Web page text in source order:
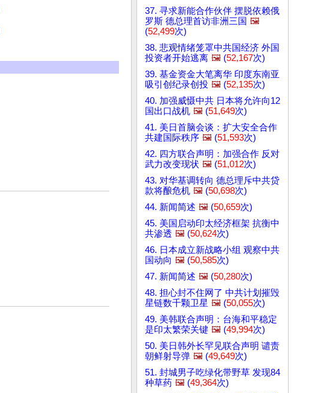
37. 寻求新能合作伙伴 摆脱依赖俄
罗斯 德总理首访非洲三国 🖼️
(52,499次)
38. 悲观情绪笼罩中共国经济 外国
投资者开始逃离 🖼️ (52,167次)
39. 基金资金大笔离华 印度东南亚
吸引创纪录创投 🖼️ (52,135次)
40. 加强威慑中共 日本将允许向12
国出口战机 🖼️ (51,649次)
41. 美日首脑会谈：扩大安全合作
共建国际秩序 🖼️ (51,593次)
42. 四方联合声明：加强合作 反对
武力改变现状 🖼️ (51,012次)
43. 对华基调转向 德总理斥中共贷
款将酿危机 🖼️ (50,698次)
44. 新闻简述 🖼️ (50,659次)
45. 美国启动印太经济框架 抗衡中
共渗透 🖼️ (50,624次)
46. 日本成立新战略小组 观察中共
国动向 🖼️ (50,585次)
47. 新闻简述 🖼️ (50,280次)
48. 担心封不住网了 中共计划摧毁
星链数千颗卫星 🖼️ (50,055次)
49. 美韩联合声明：台海和平稳定
是印太繁荣关键 🖼️ (49,994次)
50. 美日韩外长罕见联合声明 谴责
朝鲜射导弹 🖼️ (49,649次)
51. 封城男子吃绿化带野草 发现84
种草药 🖼️ (49,364次)